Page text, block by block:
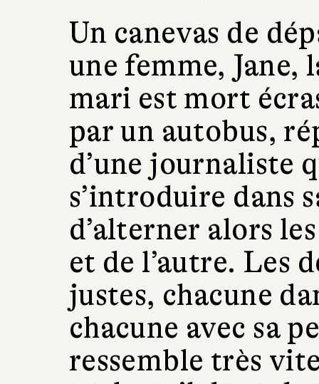
Un canevas de
une femme,
mari est mort
par un autobus,
d’une journaliste
s’introduire dans
d’alterner alors
et de l’autre. Les
justes, chacune
chacune avec sa
ressemble très